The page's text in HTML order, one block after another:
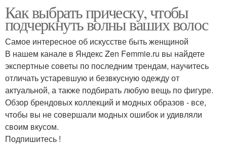
Как выбрать прическу, чтобы
подчеркнуть волны ваших волос
Самое интересное об искусстве быть женщиной
В нашем канале в Яндекс Zen Femmie.ru вы найдете
экспертные советы по последним трендам, научитесь
отличать устаревшую и безвкусную одежду от
актуальной, а также подбирать любую вещь по фигуре.
Обзор брендовых коллекций и модных образов - все,
чтобы вы не совершали модных ошибок и удивляли
своим вкусом.
Подпишитесь !